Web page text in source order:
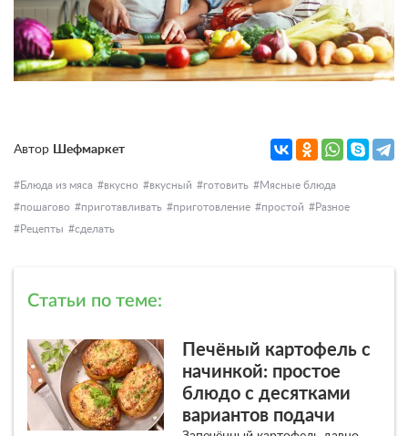
Автор Шефмаркет
Блюда из мяса вкусно вкусный готовить
Мясные блюда
пошагово
приготавливать приготовление простой
Разное
Рецепты
сделать
Статьи по теме:
Печёный картофель с
начинкой: простое
блюдо с десятками
вариантов подачи